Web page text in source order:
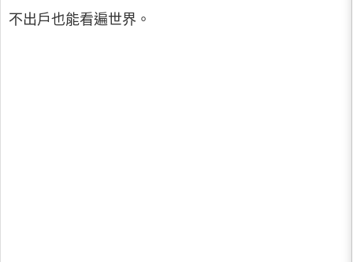
不出戶也能看遍世界。